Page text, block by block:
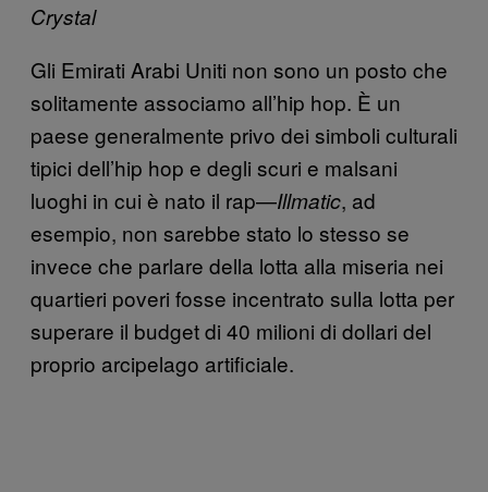
Crystal
Gli Emirati Arabi Uniti non sono un posto che
solitamente associamo all’hip hop. È un
paese generalmente privo dei simboli culturali
tipici dell’hip hop e degli scuri e malsani
luoghi in cui è nato il rap—Illmatic, ad
esempio, non sarebbe stato lo stesso se
invece che parlare della lotta alla miseria nei
quartieri poveri fosse incentrato sulla lotta per
superare il budget di 40 milioni di dollari del
proprio arcipelago artificiale.